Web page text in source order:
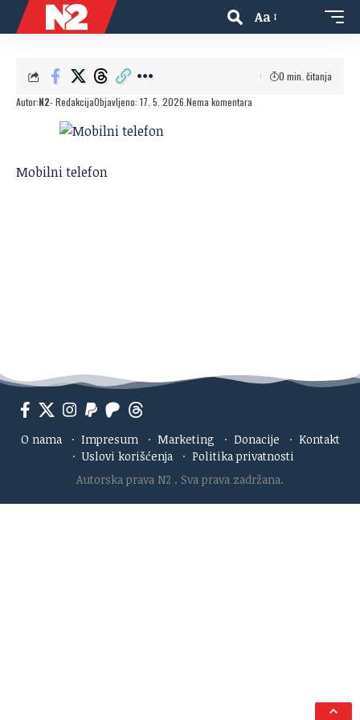
Aa
Autor:N2- RedakcijaObjavljeno: 17. 5. 2026. Nema komentara
0 min. čitanja
Mobilni telefon
O nama · Impresum · Marketing · Donacije · Kontakt
· Uslovi korišćenja · Politika privatnosti
Autorska prava N2 . Sva prava zadržana.